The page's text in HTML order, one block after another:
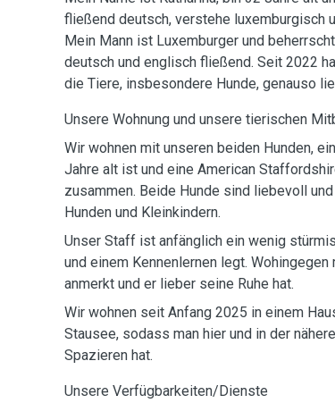
fließend deutsch, verstehe luxemburgisch
Mein Mann ist Luxemburger und
deutsch und englisch fließend. Seit 2022
die Tiere, insbesondere Hunde, genauso
Unsere Wohnung und unsere tierischen
Wir wohnen mit unseren beiden Hunden,
Jahre alt ist und eine American
zusammen. Beide Hunde sind liebevoll
Hunden und Kleinkindern.
Unser Staff ist anfänglich ein wenig stürmisch, was sich nach wenigen Minuten
und einem Kennenlernen legt.
anmerkt und er lieber seine Ruhe hat.
Wir wohnen seit Anfang 2025 in einem
Stausee, sodass man hier und in der
Spazieren hat.
Unsere Verfügbarkeiten/Dienste